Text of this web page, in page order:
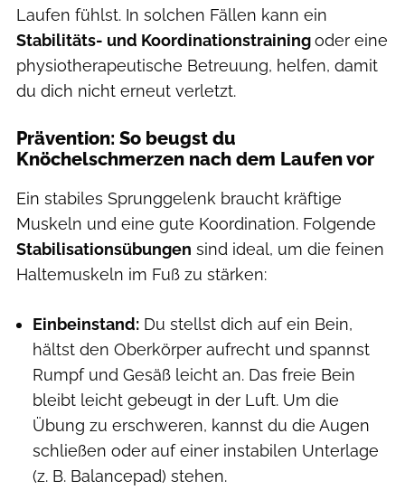
Laufen fühlst. In solchen Fällen kann ein
Stabilitäts- und Koordinationstrainingoder eine
physiotherapeutische Betreuung, helfen, damit
du dich nicht erneut verletzt.
Prävention: So beugst du
Knöchelschmerzen nach dem Laufen vor
Ein stabiles Sprunggelenk braucht kräftige
Muskeln und eine gute Koordination. Folgende
Stabilisationsübungen sind ideal, um die feinen
Haltemuskeln im Fuß zu stärken:
Einbeinstand: Du stellst dich auf ein Bein,
hältst den Oberkörper aufrecht und spannst
Rumpf und Gesäß leicht an. Das freie Bein
bleibt leicht gebeugt in der Luft. Um die
Übung zu erschweren, kannst du die Augen
schließen oder auf einer instabilen Unterlage
(z. B. Balancepad) stehen.